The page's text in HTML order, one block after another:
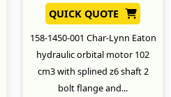
QUICK QUOTE
158-1450-001 Char-Lynn Eaton
hydraulic orbital motor 102
cm3 with splined z6 shaft 2
bolt flange and...